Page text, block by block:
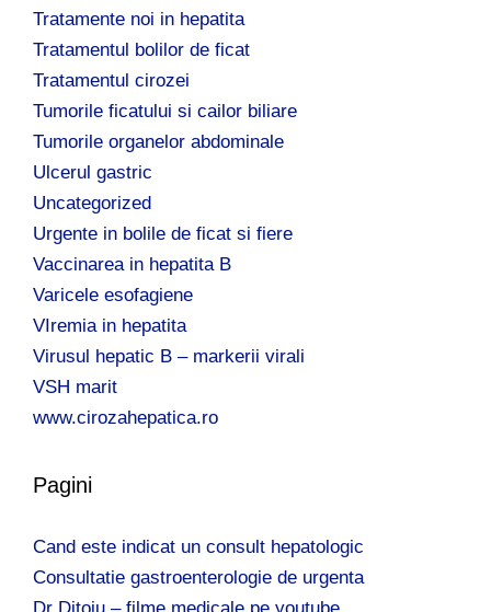
Tratamente noi in hepatita
Tratamentul bolilor de ficat
Tratamentul cirozei
Tumorile ficatului si cailor biliare
Tumorile organelor abdominale
Ulcerul gastric
Uncategorized
Urgente in bolile de ficat si fiere
Vaccinarea in hepatita B
Varicele esofagiene
VIremia in hepatita
Virusul hepatic B – markerii virali
VSH marit
www.cirozahepatica.ro
Pagini
Cand este indicat un consult hepatologic
Consultatie gastroenterologie de urgenta
Dr Ditoiu – filme medicale pe youtube